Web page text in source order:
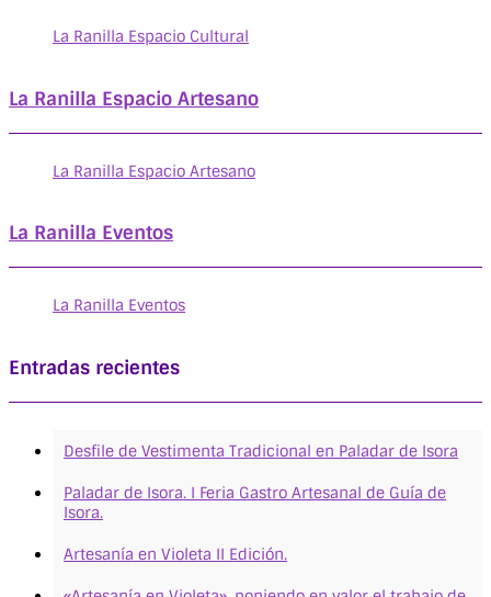
La Ranilla Espacio Cultural
La Ranilla Espacio Artesano
La Ranilla Espacio Artesano
La Ranilla Eventos
La Ranilla Eventos
Entradas recientes
Desfile de Vestimenta Tradicional en Paladar de Isora
Paladar de Isora. I Feria Gastro Artesanal de Guía de
Isora.
Artesanía en Violeta II Edición.